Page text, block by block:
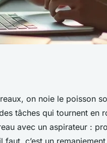
un
semaine
on noie le poisson
tâches qui tournent en
avec un aspirateur :
faut, c’est un